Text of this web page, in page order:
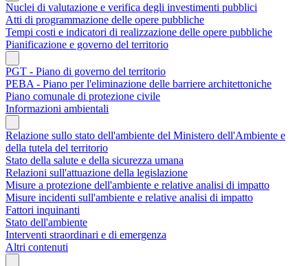
Nuclei di valutazione e verifica degli investimenti pubblici
Atti di programmazione delle opere pubbliche
Tempi costi e indicatori di realizzazione delle opere pubbliche
Pianificazione e governo del territorio
PGT - Piano di governo del territorio
PEBA - Piano per l'eliminazione delle barriere architettoniche
Piano comunale di protezione civile
Informazioni ambientali
Relazione sullo stato dell'ambiente del Ministero dell'Ambiente e
della tutela del territorio
Stato della salute e della sicurezza umana
Relazioni sull'attuazione della legislazione
Misure a protezione dell'ambiente e relative analisi di impatto
Misure incidenti sull'ambiente e relative analisi di impatto
Fattori inquinanti
Stato dell'ambiente
Interventi straordinari e di emergenza
Altri contenuti